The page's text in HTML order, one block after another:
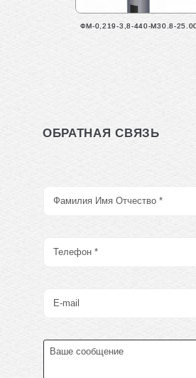
ФМ-0,219-3,8-440-М30.8-
ОБРАТНАЯ СВЯЗЬ